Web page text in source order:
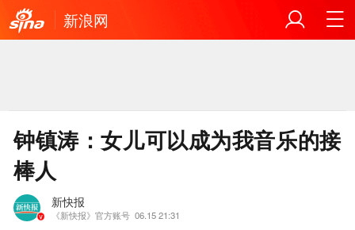
新浪网
钟镇涛：女儿可以成为我音乐的接
棒人
新快报
《新快报》官方账号 06.15 21:31